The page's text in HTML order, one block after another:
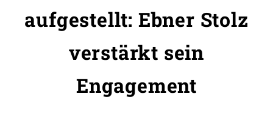
aufgestellt: Ebner Stolz
verstärkt sein
Engagement